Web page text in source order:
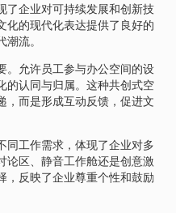
了企业对可持续发展和创新技
化的现代化表达提供了良好的
流。
。允许员工参与办公空间的设
的认同与归属。这种共创式空
，而是形成互动反馈，促进文
同工作需求，体现了企业对多
论区、静音工作舱还是创意激
，反映了企业尊重个性和鼓励